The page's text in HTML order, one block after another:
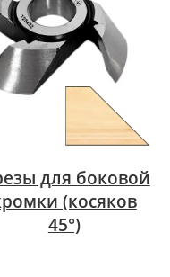
для боковой
(косяков
45°)